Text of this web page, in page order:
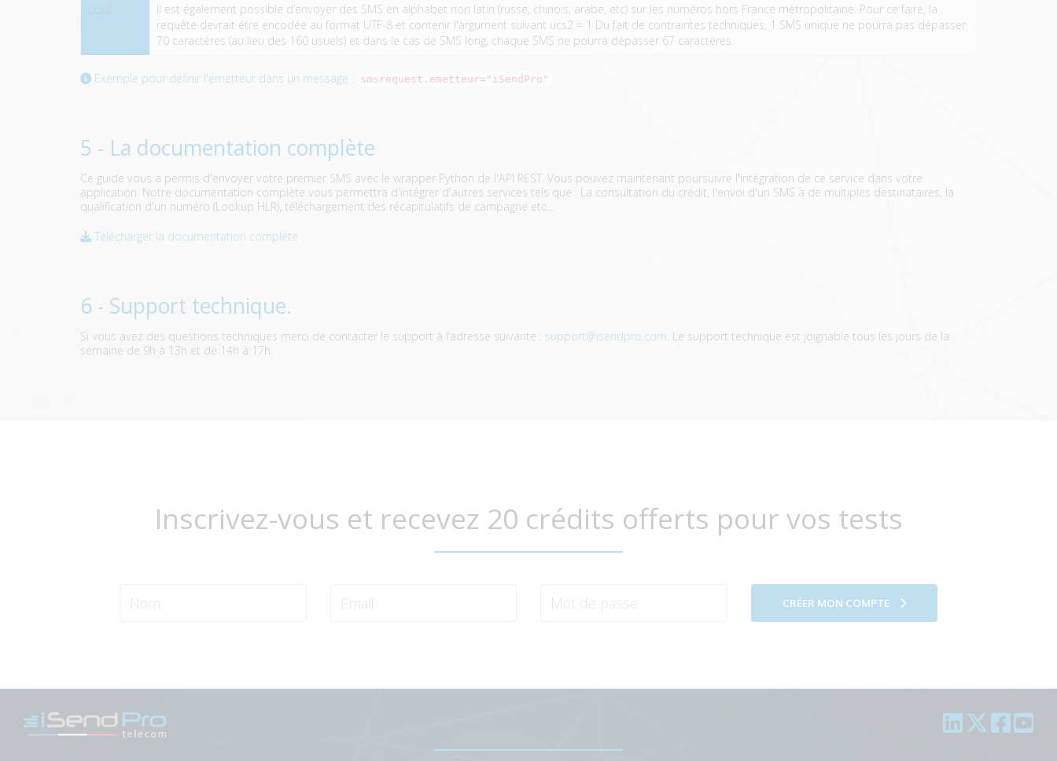
ucs2
Il est également possible d’envoyer des SMS en alphabet non latin (russe, chinois, arabe, etc) sur les numéros hors France métropolitaine. Pour ce faire, la
requête devrait être encodée au format UTF-8 et contenir l'argument suivant ucs2 = 1 Du fait de contraintes techniques, 1 SMS unique ne pourra pas dépasser
70 caractères (au lieu des 160 usuels) et dans le cas de SMS long, chaque SMS ne pourra dépasser 67 caractères.
Exemple pour définir l'émetteur dans un message : smsrequest.emetteur="iSendPro"
5 - La documentation complète
Ce guide vous a permis d'envoyer votre premier SMS avec le wrapper Python de l'API REST. Vous pouvez maintenant poursuivre l'intégration de ce service dans votre
application. Notre documentation complète vous permettra d'intégrer d'autres services tels que : La consultation du crédit, l'envoi d'un SMS à de multiples destinataires, la
qualification d'un numéro (Lookup HLR), téléchargement des récapitulatifs de campagne etc...
Télécharger la documentation complète
6 - Support technique.
Si vous avez des questions techniques merci de contacter le support à l’adresse suivante : support@isendpro.com . Le support technique est joignable tous les jours de la
semaine de 9h à 13h et de 14h à 17h.
Inscrivez-vous et recevez 20 crédits offerts pour vos tests
CRÉER MON COMPTE